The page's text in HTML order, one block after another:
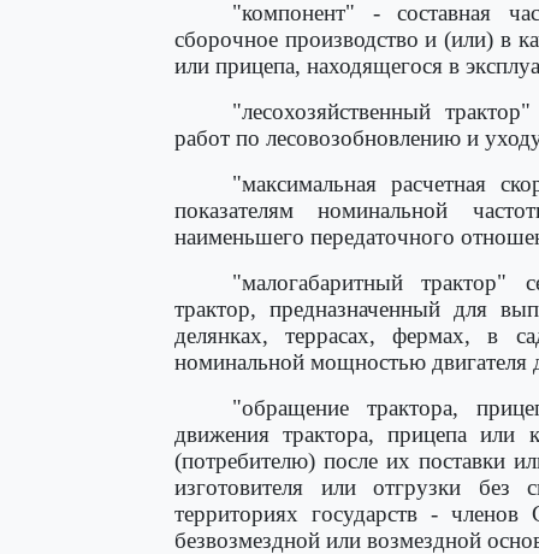
"компонент" - составная
сборочное производство и (или) в
или прицепа, находящегося в
"лесохозяйственный
работ по лесовозобновлению и
"максимальная расчетная
показателям номинальной
наименьшего передаточного
"малогабаритный трактор"
трактор, предназначенный для
делянках, террасах, фермах, в
номинальной мощностью двигателя
"обращение трактора,
движения трактора, прицепа или
(потребителю) после их поставки
изготовителя или отгрузки без
территориях государств -
безвозмездной или возмездной